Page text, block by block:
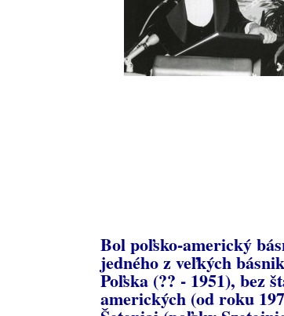
Bol poľsko-americký
jedného z veľkých
Poľska (?? - 1951), bez
amerických (od roku